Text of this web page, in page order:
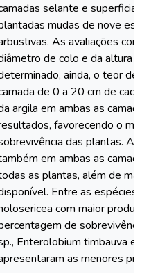
selante e
mudas de nove
As avaliações
de colo e da altura
ainda, o teor
de 0 a 20 cm de
argila em ambas as
favorecendo o
das plantas. A
em ambas as
as plantas, além de
Entre as
com maior
de
Enterolobium timbauva e
as menores